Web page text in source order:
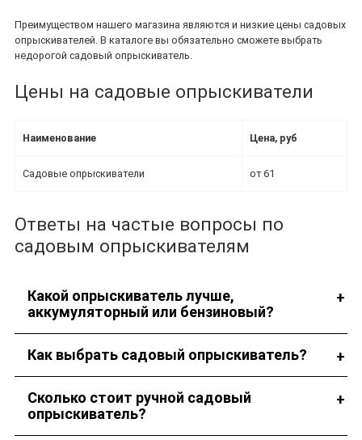
Преимуществом нашего магазина являются и низкие цены садовых
опрыскивателей. В каталоге вы обязательно сможете выбрать
недорогой садовый опрыскиватель.
Цены на садовые опрыскиватели
Наименование Цена, руб
Садовые опрыскиватели от 61
Ответы на частые вопросы по
садовым опрыскивателям
Какой опрыскиватель лучше,
аккумуляторный или бензиновый?
Это зависит от целей использования.
Как выбрать садовый опрыскиватель?
Рекомендуем обратиться за помощью к нашим специалистам.
Сколько стоит ручной садовый
опрыскиватель?